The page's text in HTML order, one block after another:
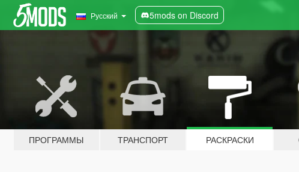
Русский 5mods on Discord
ПРОГРАММЫ ТРАНСПОРТ РАСКРАСКИ